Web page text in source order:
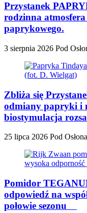
Przystanek
rodzinna atmosfera
paprykowego.
3 sierpnia 2026 Pod
Zbliża się
odmiany papryki i
biostymulacja
25 lipca 2026 Pod
Pomidor
odpowiedź na
połowie sezonu